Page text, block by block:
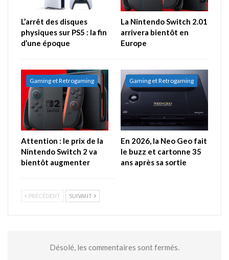
L’arrêt des disques
physiques sur PS5 : la fin
d’une époque
La Nintendo Switch 2.01
arrivera bientôt en
Europe
Gaming et Retrogaming
Attention : le prix de la
Nintendo Switch 2 va
bientôt augmenter
Gaming et Retrogaming
En 2026, la Neo Geo fait
le buzz et cartonne 35
ans après sa sortie
PRÉCÉDENT SUIVANT
Désolé, les commentaires sont fermés.